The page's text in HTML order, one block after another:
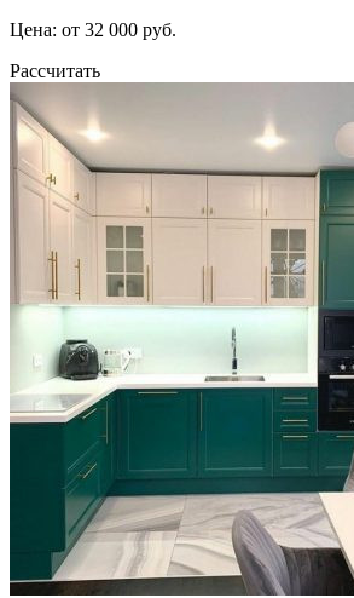
Цена: от 32 000 руб.
Рассчитать